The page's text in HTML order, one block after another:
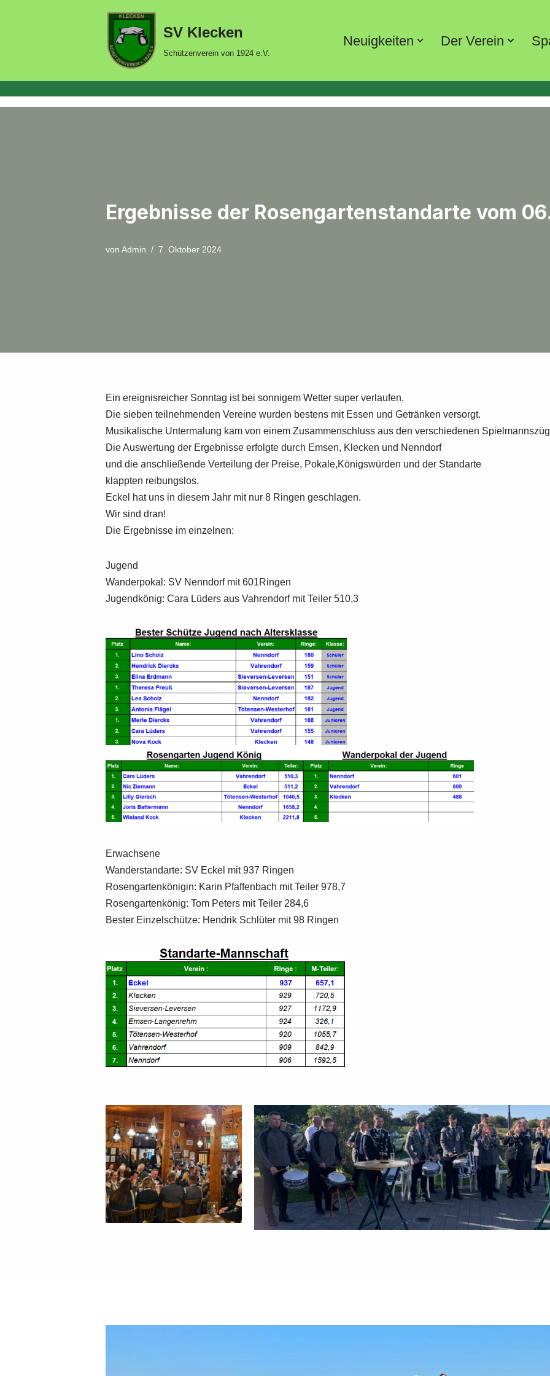
SV Klecken
Schützenverein von 1924 e.V.
Neuigkeiten Der Verein
Ergebnisse der Rosengartenstandarte vom
von Admin 7. Oktober 2024
Ein ereignisreicher Sonntag ist bei sonnigem Wetter super verlaufen.
Die sieben teilnehmenden Vereine wurden bestens mit Essen und Getränken versorgt.
Musikalische Untermalung kam von einem Zusammenschluss aus den verschiedenen
Die Auswertung der Ergebnisse erfolgte durch Emsen, Klecken und Nenndorf
und die anschließende Verteilung der Preise, Pokale,Königswürden und der Standarte
klappten reibungslos.
Eckel hat uns in diesem Jahr mit nur 8 Ringen geschlagen.
Wir sind dran!
Die Ergebnisse im einzelnen:
Jugend
Wanderpokal: SV Nenndorf mit 601Ringen
Jugendkönig: Cara Lüders aus Vahrendorf mit Teiler 510,3
Erwachsene
Wanderstandarte: SV Eckel mit 937 Ringen
Rosengartenkönigin: Karin Pfaffenbach mit Teiler 978,7
Rosengartenkönig: Tom Peters mit Teiler 284,6
Bester Einzelschütze: Hendrik Schlüter mit 98 Ringen